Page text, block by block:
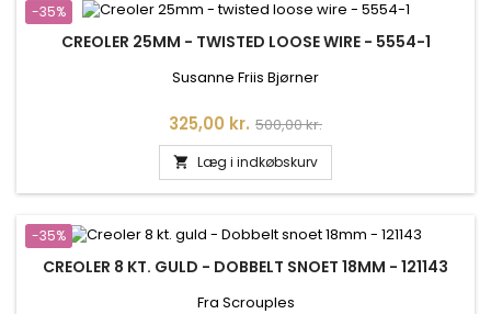
-35%
CREOLER 25MM - TWISTED LOOSE WIRE - 5554-1
Susanne Friis Bjørner
Pris
325,00 kr. Normalpris
500,00 kr.
 Læg i indkøbskurv
-35%
CREOLER 8 KT. GULD - DOBBELT SNOET 18MM - 121143
Fra Scrouples